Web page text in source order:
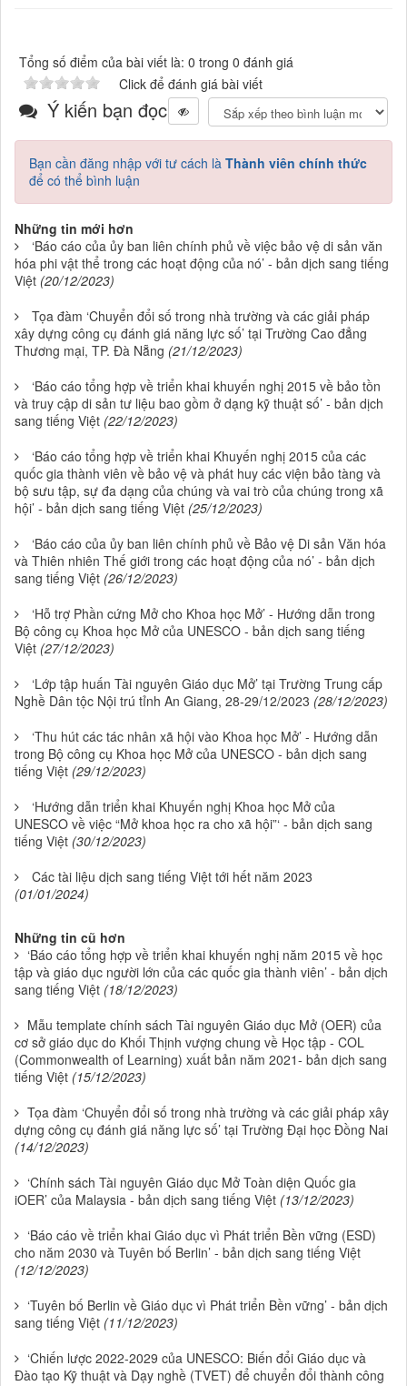
Tổng số điểm của bài viết là: 0 trong 0 đánh giá
Click để đánh giá bài viết
Ý kiến bạn đọc
Bạn cần đăng nhập với tư cách là Thành viên chính thức
để có thể bình luận
Những tin mới hơn
‘Báo cáo của ủy ban liên chính phủ về việc bảo vệ di sản văn
hóa phi vật thể trong các hoạt động của nó’ - bản dịch sang tiếng
Việt (20/12/2023)
Tọa đàm ‘Chuyển đổi số trong nhà trường và các giải pháp
xây dựng công cụ đánh giá năng lực số’ tại Trường Cao đẳng
Thương mại, TP. Đà Nẵng (21/12/2023)
‘Báo cáo tổng hợp về triển khai khuyến nghị 2015 về bảo tồn
và truy cập di sản tư liệu bao gồm ở dạng kỹ thuật số’ - bản dịch
sang tiếng Việt (22/12/2023)
‘Báo cáo tổng hợp về triển khai Khuyến nghị 2015 của các
quốc gia thành viên về bảo vệ và phát huy các viện bảo tàng và
bộ sưu tập, sự đa dạng của chúng và vai trò của chúng trong xã
hội’ - bản dịch sang tiếng Việt (25/12/2023)
‘Báo cáo của ủy ban liên chính phủ về Bảo vệ Di sản Văn hóa
và Thiên nhiên Thế giới trong các hoạt động của nó’ - bản dịch
sang tiếng Việt (26/12/2023)
‘Hỗ trợ Phần cứng Mở cho Khoa học Mở’ - Hướng dẫn trong
Bộ công cụ Khoa học Mở của UNESCO - bản dịch sang tiếng
Việt (27/12/2023)
‘Lớp tập huấn Tài nguyên Giáo dục Mở’ tại Trường Trung cấp
Nghề Dân tộc Nội trú tỉnh An Giang, 28-29/12/2023 (28/12/2023)
‘Thu hút các tác nhân xã hội vào Khoa học Mở’ - Hướng dẫn
trong Bộ công cụ Khoa học Mở của UNESCO - bản dịch sang
tiếng Việt (29/12/2023)
‘Hướng dẫn triển khai Khuyến nghị Khoa học Mở của
UNESCO về việc “Mở khoa học ra cho xã hội”‘ - bản dịch sang
tiếng Việt (30/12/2023)
Các tài liệu dịch sang tiếng Việt tới hết năm 2023
(01/01/2024)
Những tin cũ hơn
‘Báo cáo tổng hợp về triển khai khuyến nghị năm 2015 về học
tập và giáo dục người lớn của các quốc gia thành viên’ - bản dịch
sang tiếng Việt (18/12/2023)
Mẫu template chính sách Tài nguyên Giáo dục Mở (OER) của
cơ sở giáo dục do Khối Thịnh vượng chung về Học tập - COL
(Commonwealth of Learning) xuất bản năm 2021- bản dịch sang
tiếng Việt (15/12/2023)
Tọa đàm ‘Chuyển đổi số trong nhà trường và các giải pháp xây
dựng công cụ đánh giá năng lực số’ tại Trường Đại học Đồng Nai
(14/12/2023)
‘Chính sách Tài nguyên Giáo dục Mở Toàn diện Quốc gia
iOER’ của Malaysia - bản dịch sang tiếng Việt (13/12/2023)
‘Báo cáo về triển khai Giáo dục vì Phát triển Bền vững (ESD)
cho năm 2030 và Tuyên bố Berlin’ - bản dịch sang tiếng Việt
(12/12/2023)
‘Tuyên bố Berlin về Giáo dục vì Phát triển Bền vững’ - bản dịch
sang tiếng Việt (11/12/2023)
‘Chiến lược 2022-2029 của UNESCO: Biến đổi Giáo dục và
Đào tạo Kỹ thuật và Dạy nghề (TVET) để chuyển đổi thành công